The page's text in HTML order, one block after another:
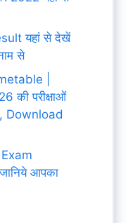
यहां से देखें
से
|
की परीक्षाओं
, Download
आपका